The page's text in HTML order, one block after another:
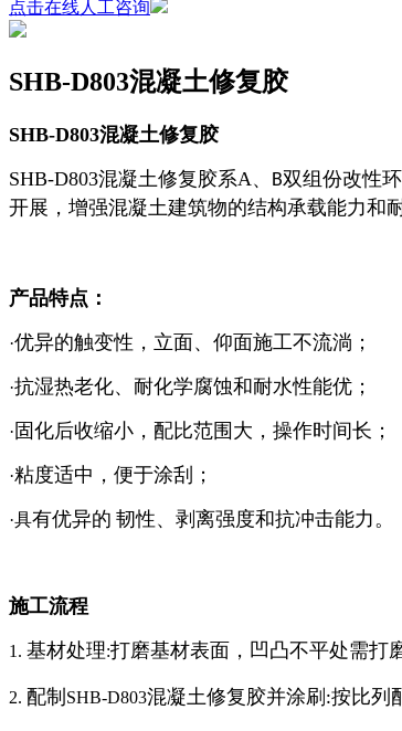
点击在线人工咨询
SHB-D803混凝土修复胶
SHB-D803混凝土修复胶
SHB-D803混凝土修复胶系A 、 B双组份改性
开展，增强混凝土建筑物的结构承载能力和耐
产品特点：
·优异的触变性，立面、仰面施工不流淌 ；
·抗湿热老化、耐化学腐蚀和耐水性能优 ；
·固化后收缩小，配比范围大，操作时间长 ；
·粘度适中，便于涂刮 ；
·具有优异的 韧性、剥离强度和抗冲击能力。
施工流程
1. 基材处理:打磨基材表面，凹凸不平处需打
2. 配制 SHB-D803混凝土修复胶并涂刷 :按比列